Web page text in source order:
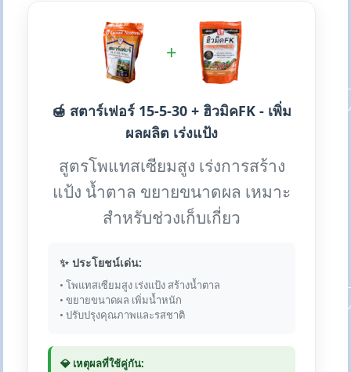
+
🍯 สตาร์เฟอร์ 15-5-30 + ฮิวมิคFK - เพิ่ม
ผลผลิต เร่งแป้ง
สูตรโพแทสเซียมสูง เร่งการสร้าง
แป้ง น้ำตาล ขยายขนาดผล เหมาะ
สำหรับช่วงเก็บเกี่ยว
✨ ประโยชน์เด่น:
• โพแทสเซียมสูง เร่งแป้ง สร้างน้ำตาล
• ขยายขนาดผล เพิ่มน้ำหนัก
• ปรับปรุงคุณภาพและรสชาติ
💎 เหตุผลที่ใช้คู่กัน: